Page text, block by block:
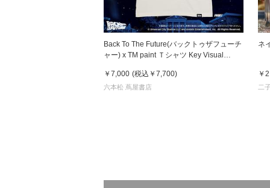
Back To The Future(バックトゥザフューチ
ャー) x TM paint Ｔシャツ Key Visual
￥7,000 (税込 ￥7,700)
六本松 蔦屋書店
ネ
￥
二